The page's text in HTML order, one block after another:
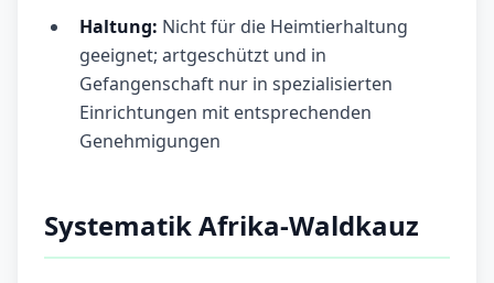
Haltung: Nicht für die Heimtierhaltung
geeignet; artgeschützt und in
Gefangenschaft nur in spezialisierten
Einrichtungen mit entsprechenden
Genehmigungen
Systematik Afrika-Waldkauz